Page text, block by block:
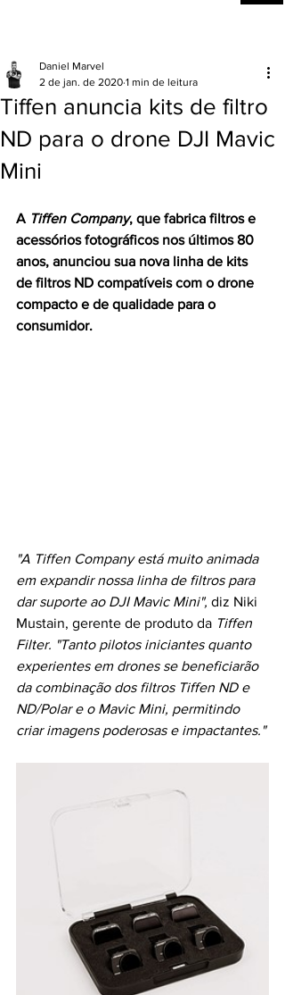
Tiffen anuncia kits de filtro
ND para o drone DJI Mavic
Mini
Daniel Marvel
2 de jan. de 2020 1 min de leitura
A Tiffen Company, que fabrica filtros e
acessórios fotográficos nos últimos 80
anos, anunciou sua nova linha de kits
de filtros ND compatíveis com o drone
compacto e de qualidade para o
consumidor.
"A Tiffen Company está muito animada
em expandir nossa linha de filtros para
dar suporte ao DJI Mavic Mini", diz Niki
Mustain, gerente de produto da Tiffen
Filter. "Tanto pilotos iniciantes quanto
experientes em drones se beneficiarão
da combinação dos filtros Tiffen ND e
ND/Polar e o Mavic Mini, permitindo
criar imagens poderosas e impactantes."